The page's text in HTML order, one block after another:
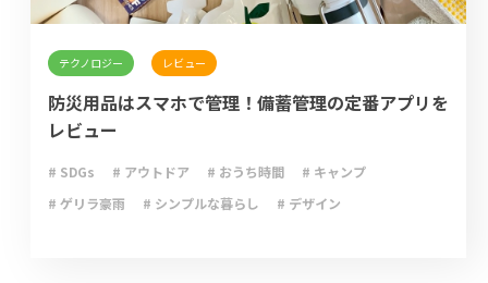
テクノロジー レビュー
防災用品はスマホで管理！備蓄管理の定番アプリを
レビュー
# SDGs # アウトドア # おうち時間
# キャンプ
# ゲリラ豪雨
# シンプルな暮らし
# デザイン